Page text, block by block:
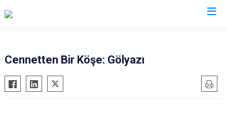
Cennetten Bir Köşe: Gölyazı